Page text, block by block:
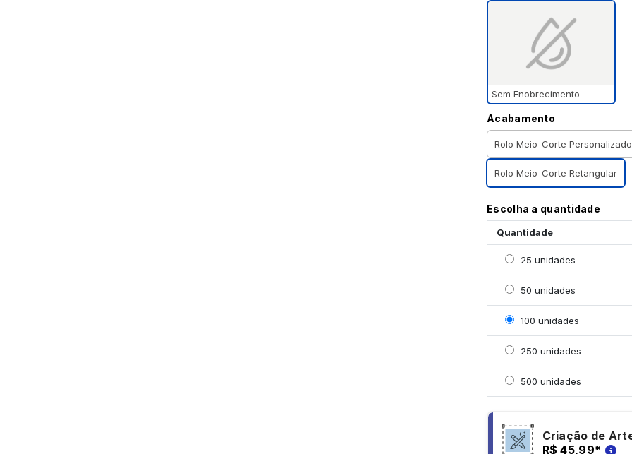
Sem Enobrecimento
Acabamento
Rolo Meio-Corte Personalizado
Rolo Meio-Corte Retangular
Escolha a quantidade
Quantidade
Selecionar 25 unidades
25 unidades
Selecionar 50 unidades
50 unidades
Selecionar 100 unidades
100 unidades
Selecionar 250 unidades
250 unidades
Selecionar 500 unidades
500 unidades
Criação de
R$ 45,99*